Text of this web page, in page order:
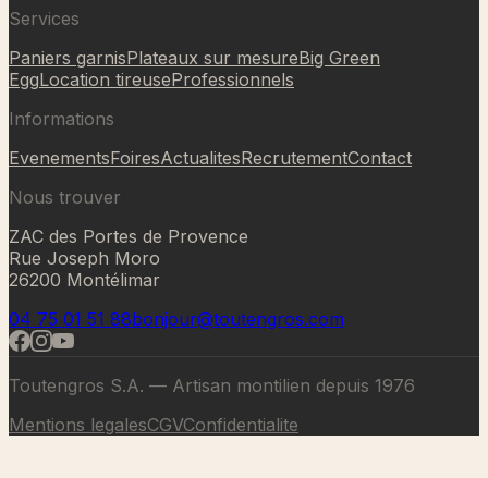
Services
Paniers garnisPlateaux sur mesureBig Green
EggLocation tireuseProfessionnels
Informations
EvenementsFoiresActualitesRecrutementContact
Nous trouver
ZAC des Portes de Provence
Rue Joseph Moro
26200 Montélimar
04 75 01 51 88bonjour@toutengros.com
Toutengros S.A. — Artisan montilien depuis 1976
Mentions legalesCGVConfidentialite